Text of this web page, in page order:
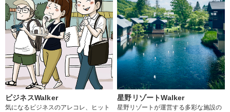
ビジネスWalker
気になるビジネスのアレコレ、ヒット
星野リゾートWalker
星野リゾートが運営する多彩な施設の